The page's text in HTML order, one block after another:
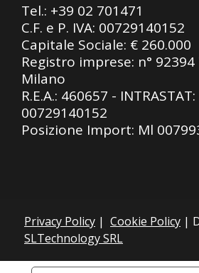
Tel.: +39 02 701471
C.F. e P. IVA: 00729140152
Capitale Sociale: € 260.000
Registro imprese: n°
Milano
R.E.A.: 460657 - INTRASTAT:
00729140152
Posizione Import: Ml
Privacy Policy | Cookie Policy |
SLTechnology SRL